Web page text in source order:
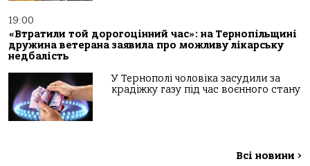
19:00
«Втратили той дорогоцінний час»: на Тернопільщині
дружина ветерана заявила про можливу лікарську
недбалість
У Тернополі чоловіка засудили за
крадіжку газу під час воєнного стану
Всі новини >